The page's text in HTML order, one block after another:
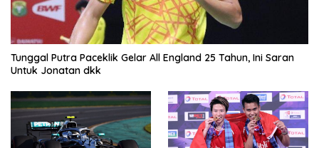
Tunggal Putra Paceklik Gelar All England 25 Tahun, Ini Saran
Untuk Jonatan dkk